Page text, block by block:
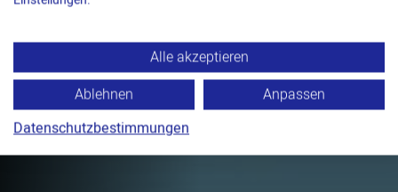
TITAN TA450
Akku-Handgerät mit 5.500 N
Spannkraft und Reibschweißverschluss
für Kunststoffband bis 19 mm.
TECHNISCHE DATEN
Datenschutzbestimmungen
Alle akzeptieren
Ablehnen
Anpassen